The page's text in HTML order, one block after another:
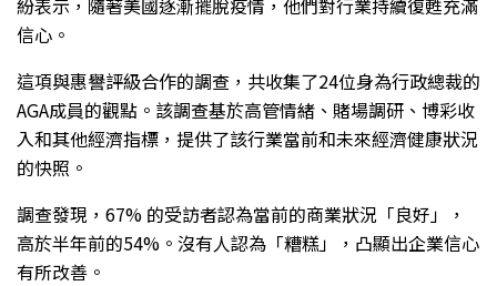
信心。
這項與惠譽評級合作的調查，共收集了24位身為行政總裁的
AGA成員的觀點。該調查基於高管情緒、賭場調研、博彩收
入和其他經濟指標，提供了該行業當前和未來經濟健康狀況
的快照。
調查發現，67% 的受訪者認為當前的商業狀況「良好」，
高於半年前的54%。沒有人認為「糟糕」，凸顯出企業信心
有所改善。